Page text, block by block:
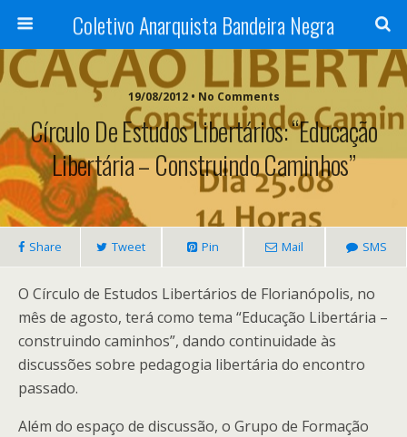
Coletivo Anarquista Bandeira Negra
19/08/2012 • No Comments
Círculo De Estudos Libertários: “Educação
Libertária – Construindo Caminhos”
Share Tweet Pin Mail SMS
O Círculo de Estudos Libertários de Florianópolis, no
mês de agosto, terá como tema “Educação Libertária –
construindo caminhos”, dando continuidade às
discussões sobre pedagogia libertária do encontro
passado.
Além do espaço de discussão, o Grupo de Formação